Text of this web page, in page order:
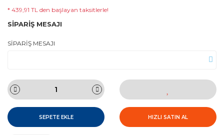
* 439,91 TL den başlayan taksitlerle!
SİPARİŞ MESAJI
SİPARİŞ MESAJI
SEPETE EKLE HIZLI SATIN AL